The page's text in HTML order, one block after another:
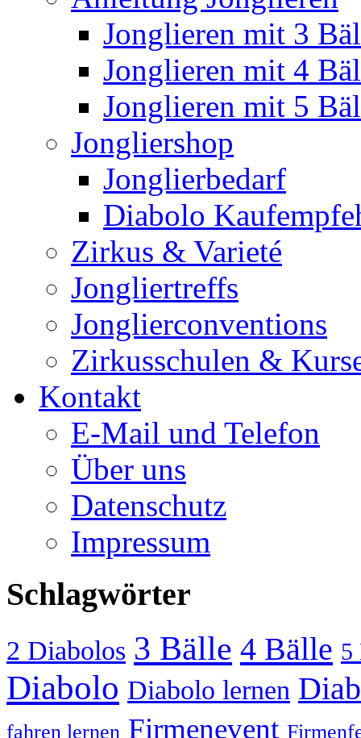
Jonglieren mit 3
Jonglieren mit 4
Jonglieren mit 5
Jongliershop
Jonglierbedarf
Diabolo
Zirkus & Varieté
Jongliertreffs
Jonglierconventions
Zirkusschulen &
Kontakt
E-Mail und Telefon
Über uns
Datenschutz
Impressum
Schlagwörter
2 Diabolos 3 Bälle 4 Bälle 5
Diabolo Diabolo lernen
fahren lernen Firmenevent